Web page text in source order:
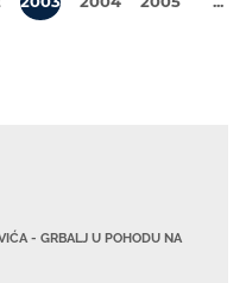
- GRBALJ U POHODU NA